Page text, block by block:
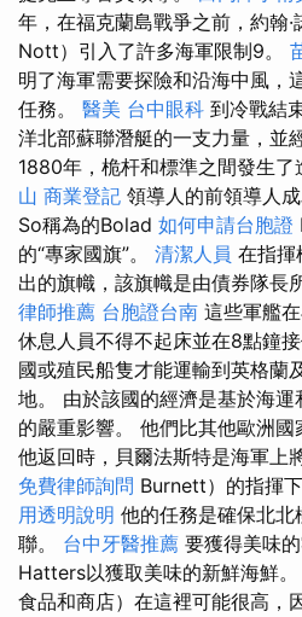
年，在福克蘭島戰爭之前，約翰
Nott）引入了許多海軍限制9。
明了海軍需要探險和沿海中風，
任務。 醫美 台中眼科 到冷戰結
洋北部蘇聯潛艇的一支力量，並
1880年，桅杆和標準之間發生了
山 商業登記 領導人的前領導人
So稱為的Bolad 如何申請台胞證
的“專家國旗”。 清潔人員 在指揮
出的旗幟，該旗幟是由債券隊長
律師推薦 台胞證台南 這些軍艦
休息人員不得不起床並在8點鐘
國或殖民船隻才能運輸到英格蘭
地。 由於該國的經濟是基於海
的嚴重影響。 他們比其他歐洲
他返回時，貝爾法斯特是海軍上
免費律師詢問 Burnett）的指揮
用透明說明 他的任務是確保北
聯。 台中牙醫推薦 要獲得美味
Hatters以獲取美味的新鮮海鮮。
食品和商店）在這裡可能很高，